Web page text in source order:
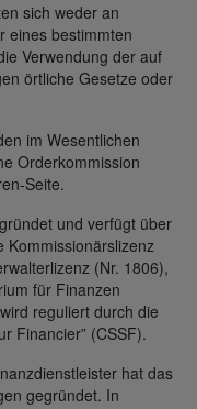
sich weder an
eines bestimmten
Verwendung der auf
örtliche Gesetze oder
im Wesentlichen
Orderkommission
Seite.
und verfügt über
Kommissionärslizenz
(Nr. 1806),
für Finanzen
reguliert durch die
Financier” (CSSF).
hat das
gegründet. In